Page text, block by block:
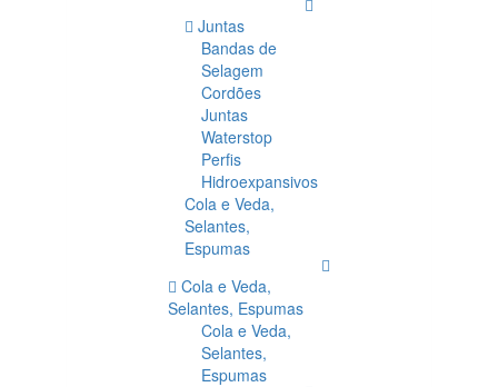
Juntas
Bandas de
Selagem
Cordões
Juntas
Waterstop
Perfis
Hidroexpansivos
Cola e Veda,
Selantes,
Espumas
Cola e Veda,
Selantes, Espumas
Cola e Veda,
Selantes,
Espumas